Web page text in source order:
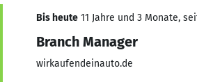
Bis heute 11 Jahre und 3 Monate,
Branch Manager
wirkaufendeinauto.de